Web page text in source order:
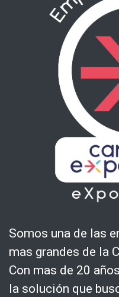
Somos una de las
mas grandes de la
Con mas de 20
la solución que